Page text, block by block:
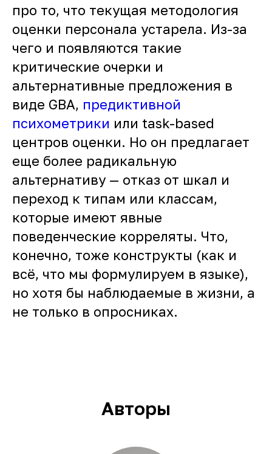
про то, что текущая методология
оценки персонала устарела. Из-за
чего и появляются такие
критические очерки и
альтернативные предложения в
виде GBA, предиктивной
психометрики или task-based
центров оценки. Но он предлагает
еще более радикальную
альтернативу — отказ от шкал и
переход к типам или классам,
которые имеют явные
поведенческие корреляты. Что,
конечно, тоже конструкты (как и
всё, что мы формулируем в языке),
но хотя бы наблюдаемые в жизни, а
не только в опросниках.
Авторы